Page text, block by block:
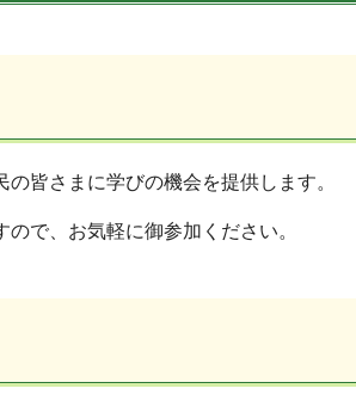
皆さまに学びの機会を提供します。
で、お気軽に御参加ください。